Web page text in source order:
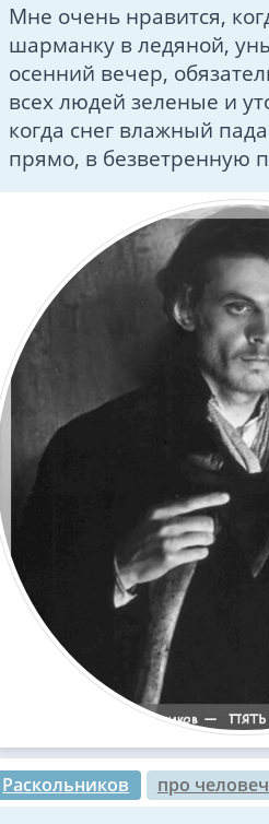
Мне очень нравится,
шарманку в ледяной,
осенний вечер,
всех людей зеленые и
когда снег влажный
прямо, в безветренную
Раскольников про